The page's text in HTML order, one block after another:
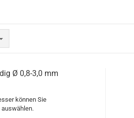
Ø 0,8-3,0 mm
können Sie
auswählen.